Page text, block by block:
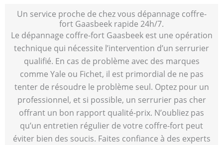
Un service proche de chez vous dépannage coffre-
fort Gaasbeek rapide 24h/7.
Le dépannage coffre-fort Gaasbeek est une opération
technique qui nécessite l’intervention d’un serrurier
qualifié. En cas de problème avec des marques
comme Yale ou Fichet, il est primordial de ne pas
tenter de résoudre le problème seul. Optez pour un
professionnel, et si possible, un serrurier pas cher
offrant un bon rapport qualité-prix. N’oubliez pas
qu’un entretien régulier de votre coffre-fort peut
éviter bien des soucis. Faites confiance à des experts